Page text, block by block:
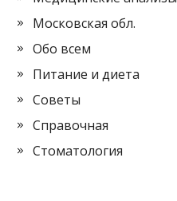
Московская обл.
Обо всем
Питание и диета
Советы
Справочная
Стоматология